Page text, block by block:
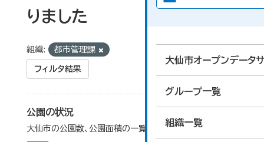
大仙市オープンデータ
グループ一覧
組織一覧
りました
組織: 都市管理課
フィルタ結果
公園の状況
大仙市の公園数、公園面積の一覧です。